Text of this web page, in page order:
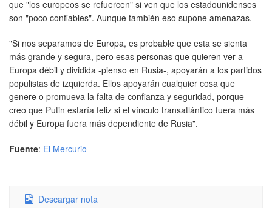
que "los europeos se refuercen" si ven que los estadounidenses
son "poco confiables". Aunque también eso supone amenazas.
"Si nos separamos de Europa, es probable que esta se sienta
más grande y segura, pero esas personas que quieren ver a
Europa débil y dividida -pienso en Rusia-, apoyarán a los partidos
populistas de izquierda. Ellos apoyarán cualquier cosa que
genere o promueva la falta de confianza y seguridad, porque
creo que Putin estaría feliz si el vínculo transatlántico fuera más
débil y Europa fuera más dependiente de Rusia".
Fuente: El Mercurio
Descargar nota